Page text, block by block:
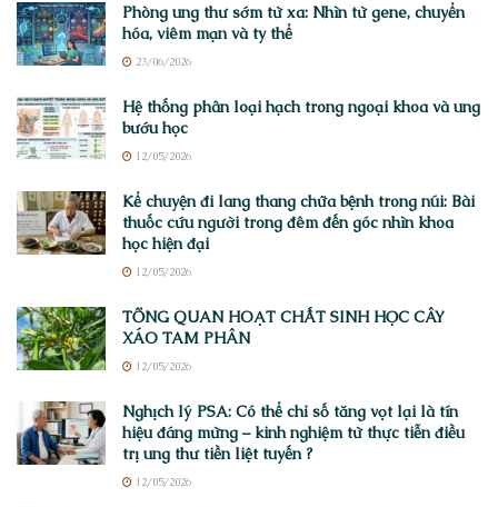
Phòng ung thư sớm từ xa: Nhìn từ gene, chuyển
hóa, viêm mạn và ty thể
23/06/2026
Hệ thống phân loại hạch trong ngoại khoa và ung
bướu học
12/05/2026
Kể chuyện đi lang thang chữa bệnh trong núi: Bài
thuốc cứu người trong đêm đến góc nhìn khoa
học hiện đại
12/05/2026
TỔNG QUAN HOẠT CHẤT SINH HỌC CÂY
XÁO TAM PHÂN
12/05/2026
Nghịch lý PSA: Có thể chỉ số tăng vọt lại là tín
hiệu đáng mừng – kinh nghiệm từ thực tiễn điều
trị ung thư tiền liệt tuyến ?
12/05/2026